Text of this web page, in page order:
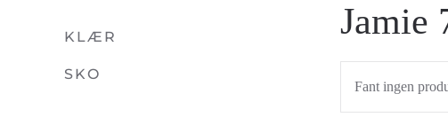
Jamie
Fant ingen
KLÆR
SKO